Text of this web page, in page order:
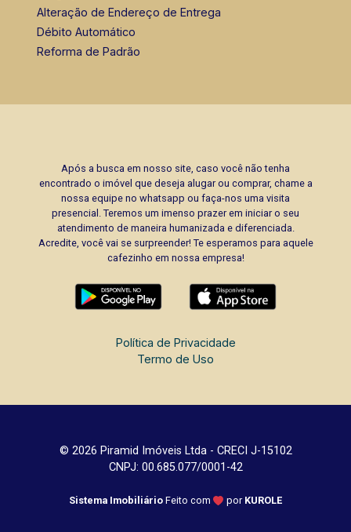
Alteração de Endereço de Entrega
Débito Automático
Reforma de Padrão
Após a busca em nosso site, caso você não tenha
encontrado o imóvel que deseja alugar ou comprar, chame a
nossa equipe no whatsapp ou faça-nos uma visita
presencial. Teremos um imenso prazer em iniciar o seu
atendimento de maneira humanizada e diferenciada.
Acredite, você vai se surpreender! Te esperamos para aquele
cafezinho em nossa empresa!
Política de Privacidade
Termo de Uso
© 2026 Piramid Imóveis Ltda - CRECI J-15102
CNPJ: 00.685.077/0001-42
Sistema Imobiliário Feito com por KUROLE